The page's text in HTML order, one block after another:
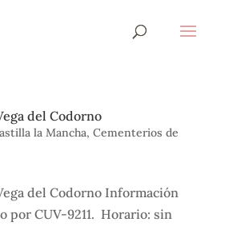
del Codorno
la Mancha, Cementerios de
del Codorno Información
por CUV-9211. Horario: sin